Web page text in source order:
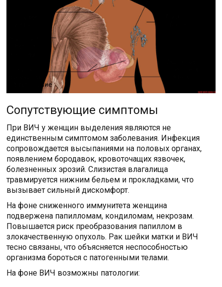
Сопутствующие симптомы
При ВИЧ у женщин выделения являются не
единственным симптомом заболевания. Инфекция
сопровождается высыпаниями на половых органах,
появлением бородавок, кровоточащих язвочек,
болезненных эрозий. Слизистая влагалища
травмируется нижним бельем и прокладками, что
вызывает сильный дискомфорт.
На фоне сниженного иммунитета женщина
подвержена папилломам, кондиломам, некрозам.
Повышается риск преобразования папиллом в
злокачественную опухоль. Рак шейки матки и ВИЧ
тесно связаны, что объясняется неспособностью
организма бороться с патогенными телами.
На фоне ВИЧ возможны патологии: